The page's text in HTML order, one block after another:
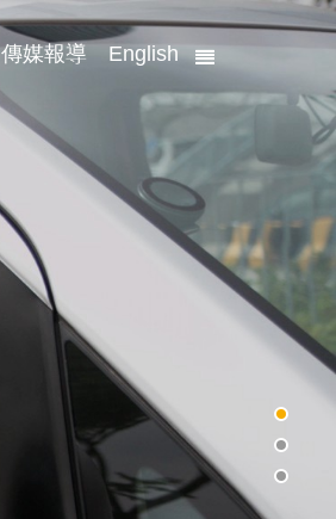
傳媒報導 English